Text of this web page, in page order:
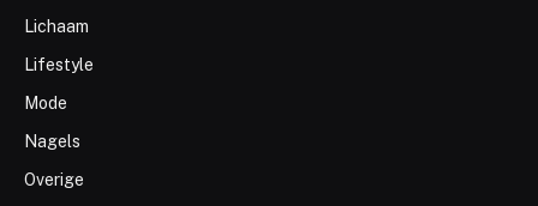
Lichaam
Lifestyle
Mode
Nagels
Overige